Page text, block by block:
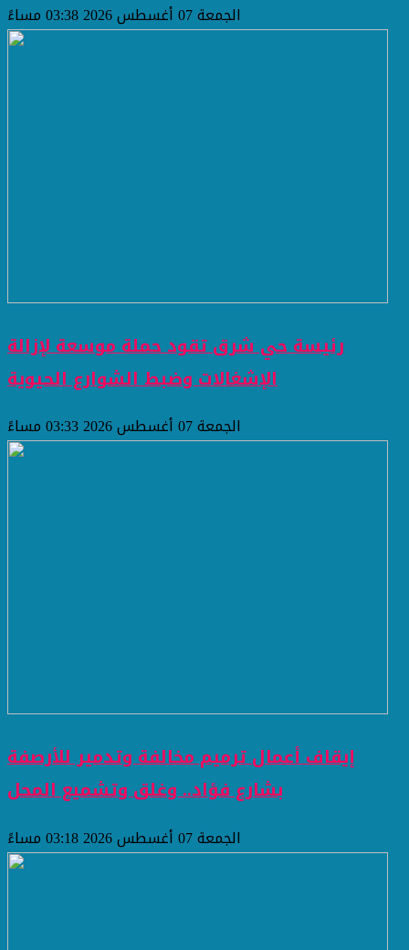
الجمعة 07 أغسطس 2026 03:38 مساءً
رئيسة حي شرق تقود حملة موسعة لإزالة
الإشغالات وضبط الشوارع الحيوية
الجمعة 07 أغسطس 2026 03:33 مساءً
إيقاف أعمال ترميم مخالفة وتدمير للأرصفة
بشارع فؤاد.. وغلق وتشميع المحل
الجمعة 07 أغسطس 2026 03:18 مساءً